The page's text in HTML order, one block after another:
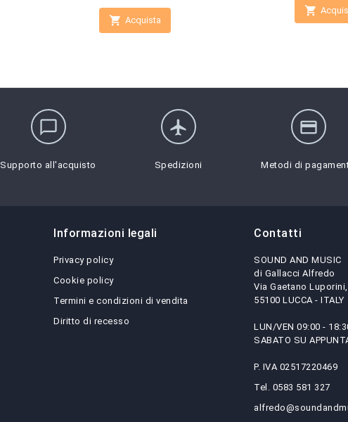
 Acquista

chat_bubble_outline
Supporto all'acquisto
flight
Spedizioni
credit_card
Metodi di
Informazioni legali
Privacy policy
Cookie policy
Termini e condizioni di vendita
Diritto di recesso
Contatti
SOUND AND MUSIC
di Gallacci Alfredo
Via Gaetano
55100 LUCCA - ITALY
LUN/VEN 09:00 -
SABATO SU
P. IVA 02517220469
Tel. 0583 581 327